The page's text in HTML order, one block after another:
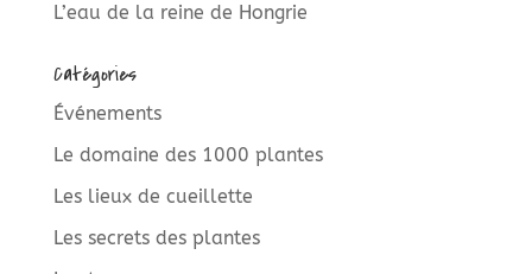
L’eau de la reine de Hongrie
Catégories
Événements
Le domaine des 1000 plantes
Les lieux de cueillette
Les secrets des plantes